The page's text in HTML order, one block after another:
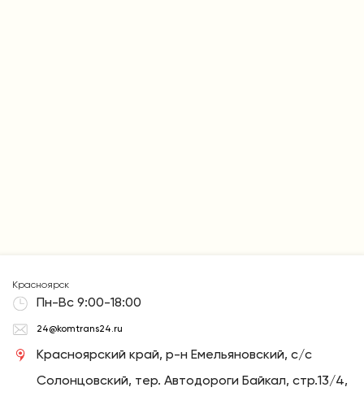
Красноярск
Пн-Вс 9:00-18:00
24@komtrans24.ru
Красноярский край, р-н Емельяновский, с/с
Солонцовский, тер. Автодороги Байкал, стр.13/4,